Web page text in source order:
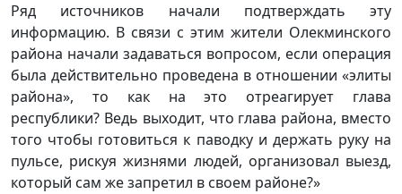
Ряд источников начали подтверждать эту
информацию. В связи с этим жители Олекминского
района начали задаваться вопросом, если операция
была действительно проведена в отношении «элиты
района», то как на это отреагирует глава
республики? Ведь выходит, что глава района, вместо
того чтобы готовиться к паводку и держать руку на
пульсе, рискуя жизнями людей, организовал выезд,
который сам же запретил в своем районе?»